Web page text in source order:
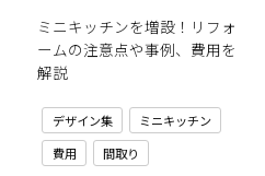
ミニキッチンを増設！リフォ
ームの注意点や事例、費用を
解説
デザイン集
ミニキッチン
費用
間取り